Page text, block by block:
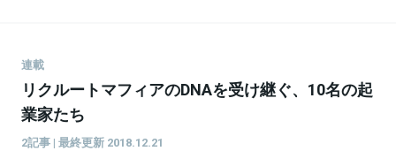
連載
リクルートマフィアのDNAを受け継ぐ、10名の起
業家たち
2記事 | 最終更新 2018.12.21